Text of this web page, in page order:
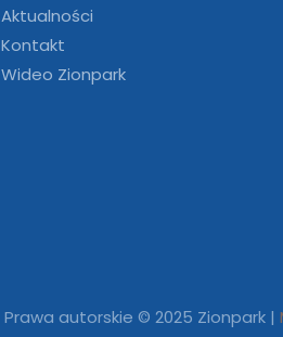
Aktualności
Kontakt
Wideo Zionpark
Prawa autorskie © 2025 Zionpark |